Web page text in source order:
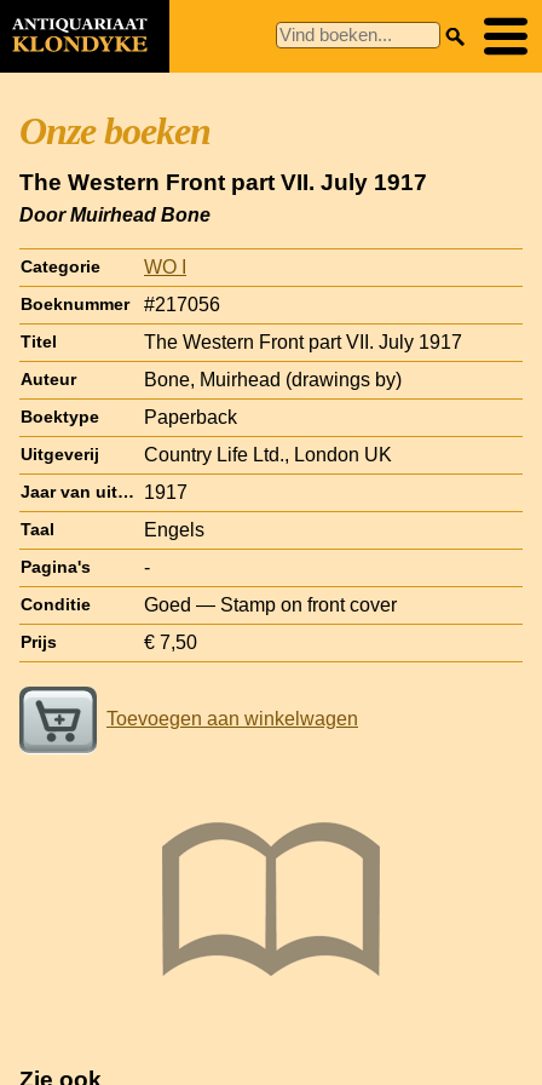
Onze boeken
The Western Front part VII. July 1917
Door Muirhead Bone
Categorie WO I
Boeknummer #217056
Titel The Western Front part VII. July 1917
Auteur Bone, Muirhead (drawings by)
Boektype Paperback
Uitgeverij Country Life Ltd., London UK
Jaar van uitgave 1917
Taal Engels
Pagina's -
Conditie Goed — Stamp on front cover
Prijs € 7,50
Toevoegen aan winkelwagen
Zie ook